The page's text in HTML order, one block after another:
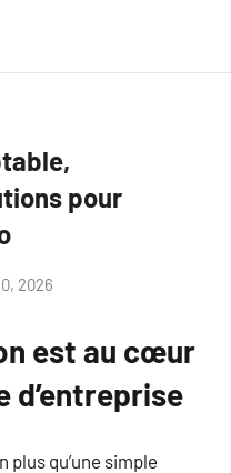
pour
2026
est au cœur
plus qu’une simple